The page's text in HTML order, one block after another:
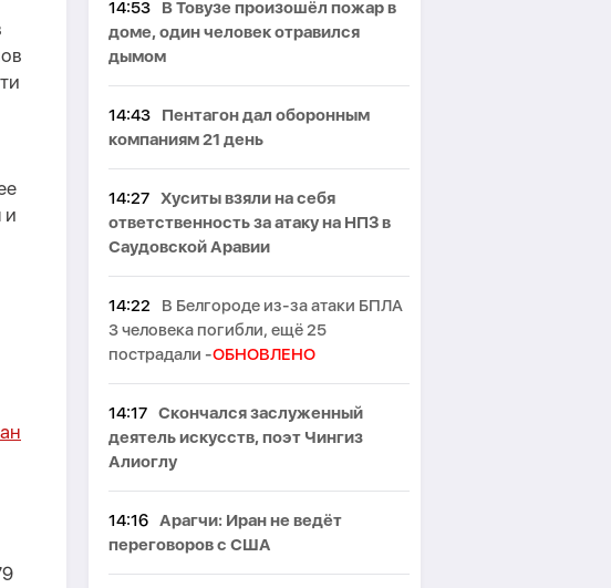
и
14:53
В Товузе произошёл пожар в
доме, один человек отравился
дымом
14:43
Пентагон дал оборонным
компаниям 21 день
14:27 Хуситы взяли на себя
ответственность за атаку на НПЗ в
Саудовской Аравии
14:22
В Белгороде из-за атаки БПЛА
3 человека погибли, ещё 25
пострадали -ОБНОВЛЕНО
14:17 Скончался заслуженный
деятель искусств, поэт Чингиз
Алиоглу
14:16 Арагчи: Иран не ведёт
переговоров с США